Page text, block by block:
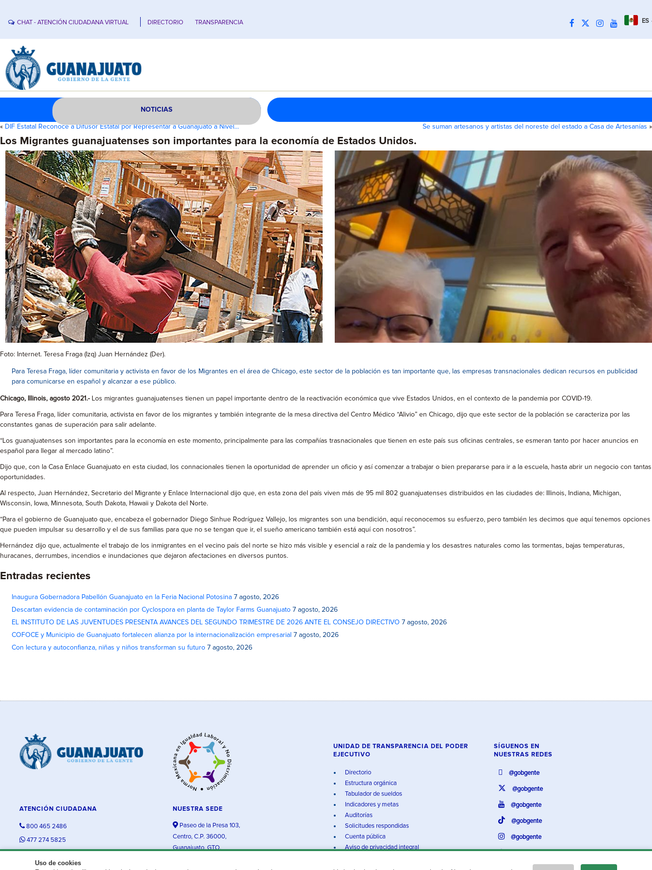
CHAT - ATENCIÓN CIUDADANA VIRTUAL DIRECTORIO TRANSPARENCIA ES
NOTICIAS
« DIF Estatal Reconoce a Difusor Estatal por Representar a Guanajuato a Nivel… Se suman artesanos y artistas del noreste del estado a Casa de Artesanías »
Los Migrantes guanajuatenses son importantes para la economía de Estados Unidos.
Foto: Internet. Teresa Fraga (Izq) Juan Hernández (Der).
Para Teresa Fraga, líder comunitaria y activista en favor de los Migrantes en el área de Chicago, este sector de la población es tan importante que, las empresas transnacionales dedican recursos en publicidad
para comunicarse en español y alcanzar a ese público.
Chicago, Illinois, agosto 2021.-Los migrantes guanajuatenses tienen un papel importante dentro de la reactivación económica que vive Estados Unidos, en el contexto de la pandemia por COVID-19.
Para Teresa Fraga, líder comunitaria, activista en favor de los migrantes y también integrante de la mesa directiva del Centro Médico “Alivio” en Chicago, dijo que este sector de la población se caracteriza por las
constantes ganas de superación para salir adelante.
“Los guanajuatenses son importantes para la economía en este momento, principalmente para las compañías trasnacionales que tienen en este país sus oficinas centrales, se esmeran tanto por hacer anuncios en
español para llegar al mercado latino”.
Dijo que, con la Casa Enlace Guanajuato en esta ciudad, los connacionales tienen la oportunidad de aprender un oficio y así comenzar a trabajar o bien prepararse para ir a la escuela, hasta abrir un negocio con tantas
oportunidades.
Al respecto, Juan Hernández, Secretario del Migrante y Enlace Internacional dijo que, en esta zona del país viven más de 95 mil 802 guanajuatenses distribuidos en las ciudades de: Illinois, Indiana, Michigan,
Wisconsin, Iowa, Minnesota, South Dakota, Hawaii y Dakota del Norte.
“Para el gobierno de Guanajuato que, encabeza el gobernador Diego Sinhue Rodríguez Vallejo, los migrantes son una bendición, aquí reconocemos su esfuerzo, pero también les decimos que aquí tenemos opciones
que pueden impulsar su desarrollo y el de sus familias para que no se tengan que ir, el sueño americano también está aquí con nosotros”.
Hernández dijo que, actualmente el trabajo de los inmigrantes en el vecino país del norte se hizo más visible y esencial a raíz de la pandemia y los desastres naturales como las tormentas, bajas temperaturas,
huracanes, derrumbes, incendios e inundaciones que dejaron afectaciones en diversos puntos.
Entradas recientes
Inaugura Gobernadora Pabellón Guanajuato en la Feria Nacional Potosina 7 agosto, 2026
Descartan evidencia de contaminación por Cyclospora en planta de Taylor Farms Guanajuato 7 agosto, 2026
EL INSTITUTO DE LAS JUVENTUDES PRESENTA AVANCES DEL SEGUNDO TRIMESTRE DE 2026 ANTE EL CONSEJO DIRECTIVO 7 agosto, 2026
COFOCE y Municipio de Guanajuato fortalecen alianza por la internacionalización empresarial 7 agosto, 2026
Con lectura y autoconfianza, niñas y niños transforman su futuro 7 agosto, 2026
Uso de cookies
ATENCIÓN CIUDADANA
800 465 2486
477 274 5825
NUESTRA SEDE
Paseo de la Presa 103,
Centro, C.P. 36000,
Guanajuato, GTO.
UNIDAD DE TRANSPARENCIA DEL PODER
EJECUTIVO
Directorio
Estructura orgánica
Tabulador de sueldos
Indicadores y metas
Auditorías
Solicitudes respondidas
Cuenta pública
Aviso de privacidad integral
SÍGUENOS EN
NUESTRAS REDES
@gobgente
@gobgente
@gobgente
@gobgente
@gobgente
@gobgente